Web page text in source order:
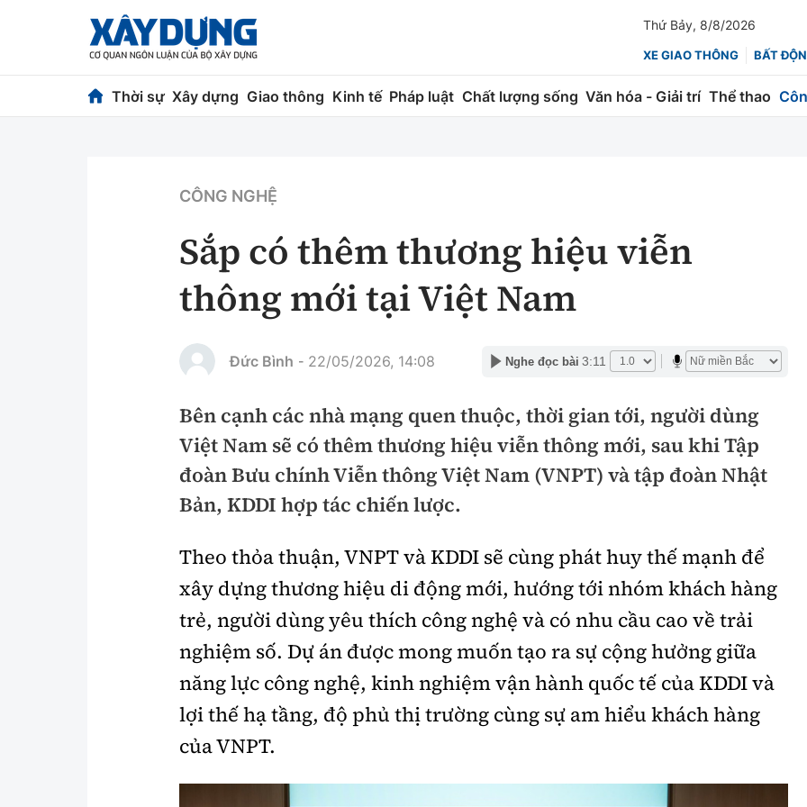
Thứ Bảy, 8/8/2026
XE GIAO THÔNG BẤT
Thời sự Xây dựng Giao thông Kinh tế Pháp luật Chất lượng sống Văn hóa - Giải trí Thể thao
Chuyện dọc đường Vật liệu xây dựng
Giám định chất lượng
Hàng không
Đường sắt
Đường sắt tốc độ cao
Đường thủy
Hàng hải
Nhà thầu
Mời thầu - Đấu thầu
Thi viết về Ngành
Chứng khoán
Doanh nghiệp
An ninh hình sự
An toàn giao thông
Giao thông 24h
ATGT địa phương
Lái xe an toàn
Chung tay vì ATGT
Gương sáng giao thông
Chất lượng sống
Văn hóa
CÔNG NGHỆ
Sắp có thêm thương hiệu viễn
thông mới tại Việt Nam
Đức Bình - 22/05/2026, 14:08 Nghe đọc bài 3:11
Bên cạnh các nhà mạng quen thuộc, thời gian tới, người dùng
Việt Nam sẽ có thêm thương hiệu viễn thông mới, sau khi Tập
đoàn Bưu chính Viễn thông Việt Nam (VNPT) và tập đoàn Nhật
Bản, KDDI hợp tác chiến lược.
Theo thỏa thuận, VNPT và KDDI sẽ cùng phát huy thế mạnh để
xây dựng thương hiệu di động mới, hướng tới nhóm khách hàng
trẻ, người dùng yêu thích công nghệ và có nhu cầu cao về trải
nghiệm số. Dự án được mong muốn tạo ra sự cộng hưởng giữa
năng lực công nghệ, kinh nghiệm vận hành quốc tế của KDDI và
lợi thế hạ tầng, độ phủ thị trường cùng sự am hiểu khách hàng
của VNPT.